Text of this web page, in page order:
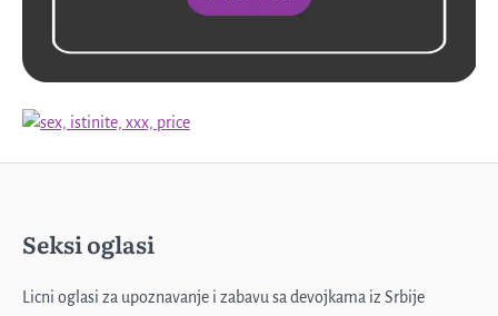
Seksi oglasi
Licni oglasi za upoznavanje i zabavu sa devojkama iz Srbije
3
Profesorka u penziji
4